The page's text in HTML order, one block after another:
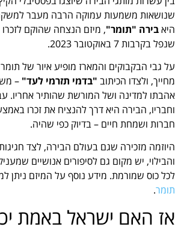
שנושאות משמעות עמוקה הרבה מעבר
היאבירה "תומר", מיזם הנצחה שהוקם
שנפל בקרבות 7 באוקטובר 2023.
על גבי הבקבוקים והמארז מופיע איור של
מחייך, ולצדו הכיתוב "בדמי תזרמי לעד" –
אהבתו למדינה ושל המורשת שהותיר אחריו.
וחבריו, הבירה היא דרך להנציח את זכרו
חברות ושמחת חיים – בדיוק כפי שהיה.
היוזמה מזכירה שגם בעולם הבירה, לצד
והבילוי, יש מקום גם לסיפורים אנושיים
לכל כוס שמורמת. מידע נוסף על המיזם ניתן
תומר.
אז האם ישראל באמת